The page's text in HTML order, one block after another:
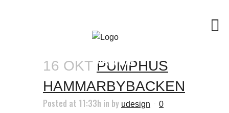
ARCHIVE
16 OKT PUMPHUS
HAMMARBYBACKEN
Posted at 11:33h in by udesign
0